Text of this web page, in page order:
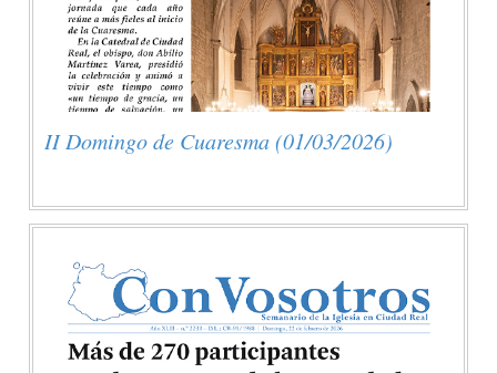
II Domingo de Cuaresma (01/03/2026)